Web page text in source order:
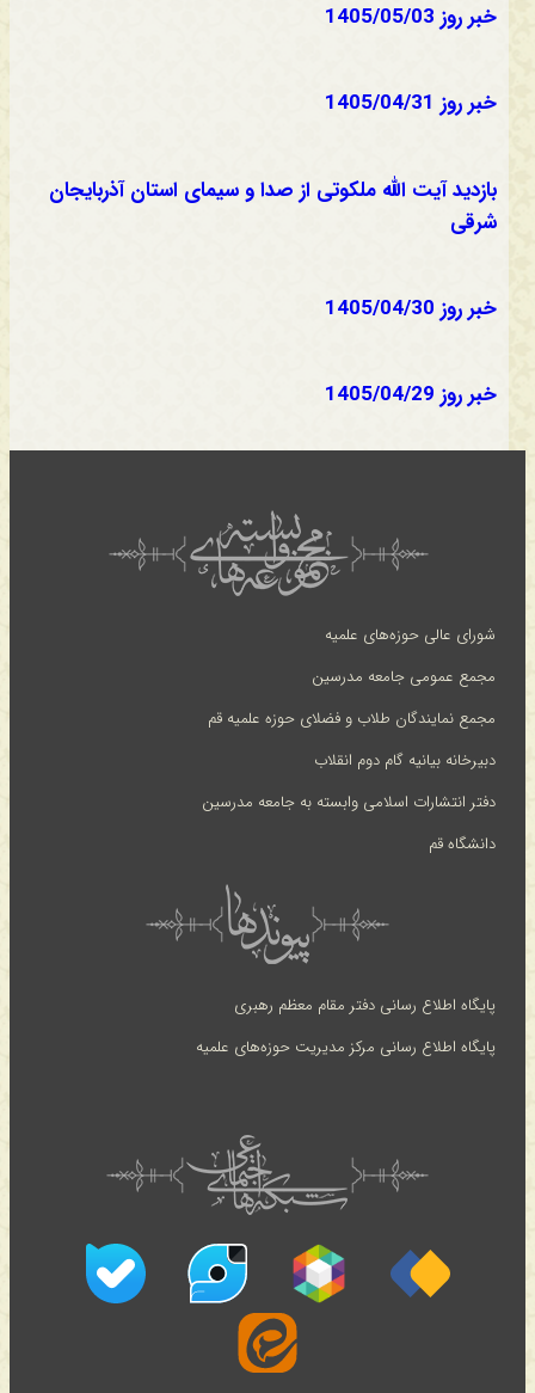
خبر روز 1405/05/03
خبر روز 1405/04/31
بازدید آیت الله ملکوتی از صدا و سیمای استان آذربایجان
شرقی
خبر روز 1405/04/30
خبر روز 1405/04/29
شورای عالی حوزه‌های علمیه
مجمع عمومی جامعه مدرسین
مجمع نمایندگان طلاب و فضلای حوزه علمیه قم
دبیرخانه بیانیه گام دوم انقلاب
دفتر انتشارات اسلامی وابسته به جامعه مدرسین
دانشگاه قم
پایگاه اطلاع رسانی دفتر مقام معظم رهبری
پایگاه اطلاع رسانی مرکز مدیریت حوزه‌های علمیه